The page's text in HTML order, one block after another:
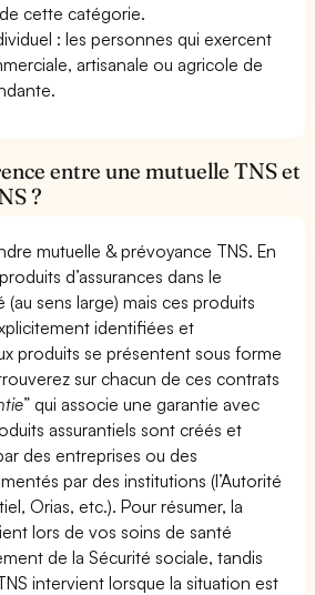
cette catégorie.
: les personnes qui exercent
artisanale ou agricole de
entre une mutuelle TNS et
?
mutuelle & prévoyance TNS. En
d’assurances dans le
sens large) mais ces produits
identifiées et
produits se présentent sous forme
sur chacun de ces contrats
” qui associe une garantie avec
assurantiels sont créés et
des entreprises ou des
par des institutions (l’Autorité
Orias, etc.). Pour résumer, la
lors de vos soins de santé
de la Sécurité sociale, tandis
intervient lorsque la situation est